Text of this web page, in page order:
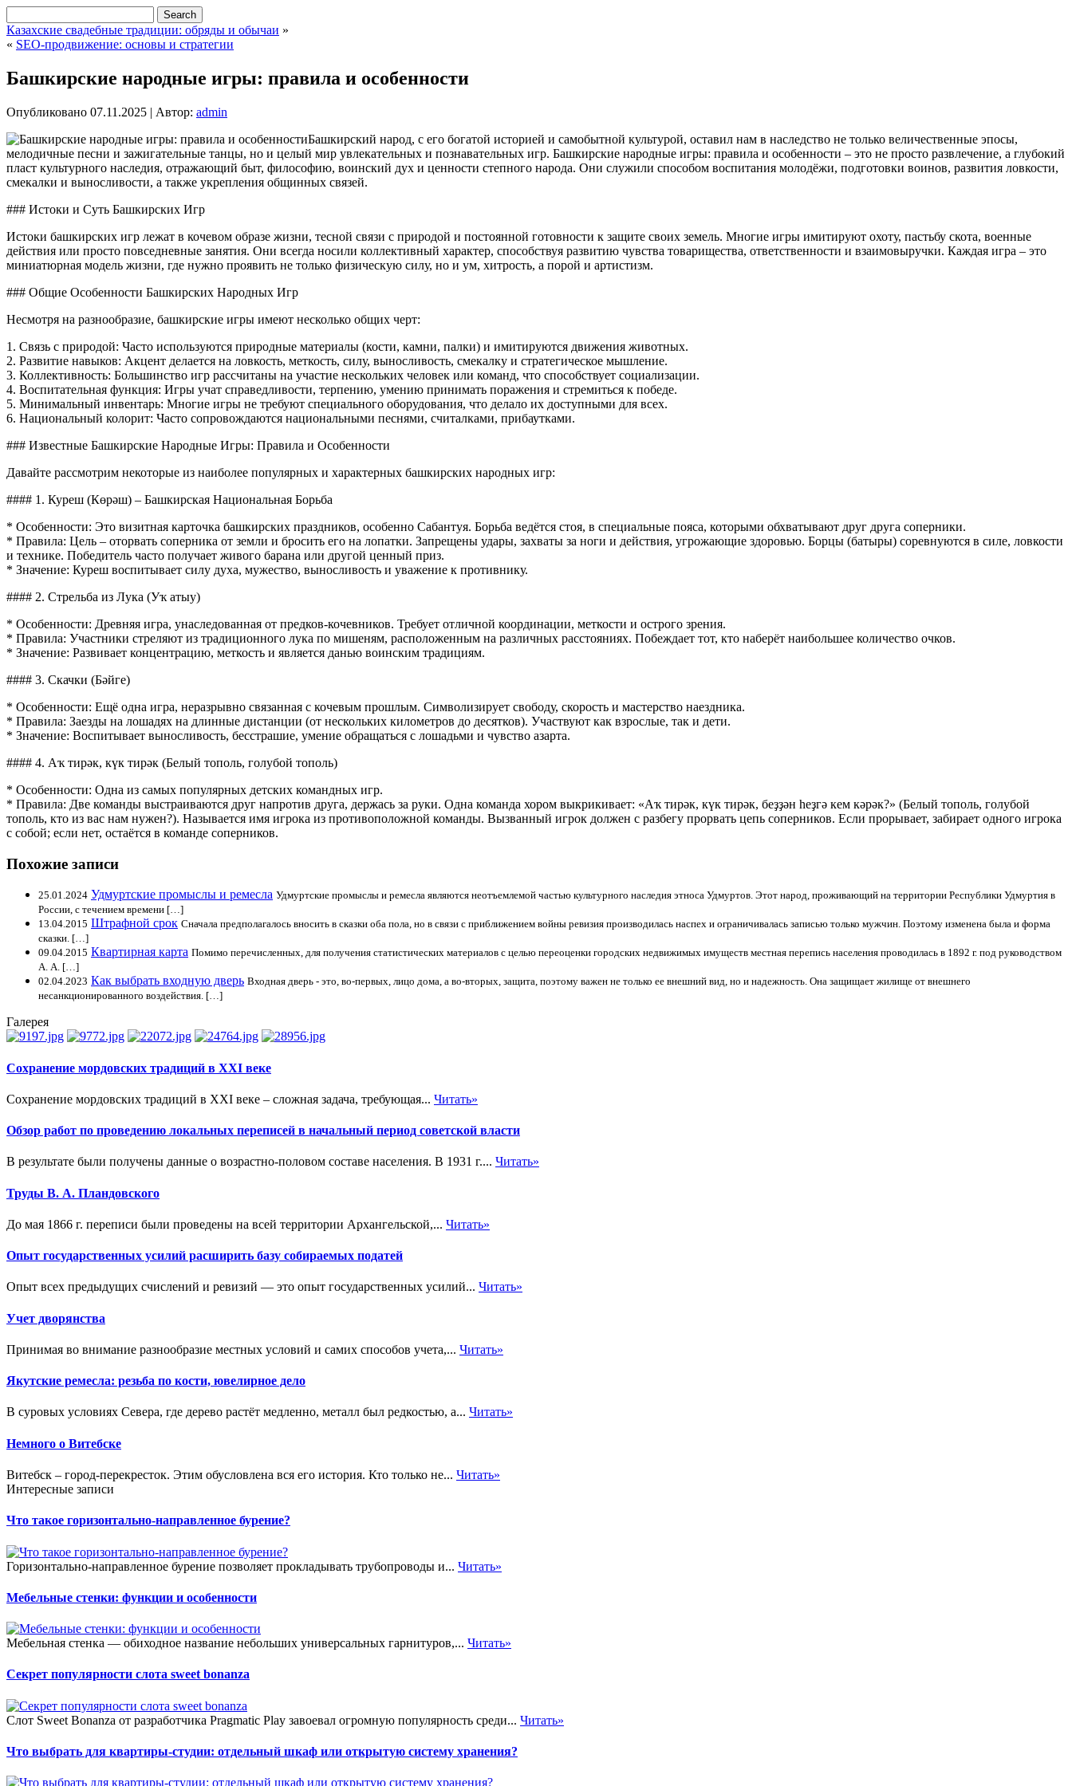
Казахские свадебные традиции: обряды и обычаи »
« SEO-продвижение: основы и стратегии
Башкирские народные игры: правила и особенности
Опубликовано 07.11.2025 | Автор: admin
Башкирский народ, с его богатой историей и самобытной культурой, оставил нам в наследство не только величественные эпосы,
мелодичные песни и зажигательные танцы, но и целый мир увлекательных и познавательных игр. Башкирские народные игры: правила и особенности – это не просто развлечение, а глубокий
пласт культурного наследия, отражающий быт, философию, воинский дух и ценности степного народа. Они служили способом воспитания молодёжи, подготовки воинов, развития ловкости,
смекалки и выносливости, а также укрепления общинных связей.
### Истоки и Суть Башкирских Игр
Истоки башкирских игр лежат в кочевом образе жизни, тесной связи с природой и постоянной готовности к защите своих земель. Многие игры имитируют охоту, пастьбу скота, военные
действия или просто повседневные занятия. Они всегда носили коллективный характер, способствуя развитию чувства товарищества, ответственности и взаимовыручки. Каждая игра – это
миниатюрная модель жизни, где нужно проявить не только физическую силу, но и ум, хитрость, а порой и артистизм.
### Общие Особенности Башкирских Народных Игр
Несмотря на разнообразие, башкирские игры имеют несколько общих черт:
1. Связь с природой: Часто используются природные материалы (кости, камни, палки) и имитируются движения животных.
2. Развитие навыков: Акцент делается на ловкость, меткость, силу, выносливость, смекалку и стратегическое мышление.
3. Коллективность: Большинство игр рассчитаны на участие нескольких человек или команд, что способствует социализации.
4. Воспитательная функция: Игры учат справедливости, терпению, умению принимать поражения и стремиться к победе.
5. Минимальный инвентарь: Многие игры не требуют специального оборудования, что делало их доступными для всех.
6. Национальный колорит: Часто сопровождаются национальными песнями, считалками, прибаутками.
### Известные Башкирские Народные Игры: Правила и Особенности
Давайте рассмотрим некоторые из наиболее популярных и характерных башкирских народных игр:
#### 1. Куреш (Көрәш) – Башкирская Национальная Борьба
* Особенности: Это визитная карточка башкирских праздников, особенно Сабантуя. Борьба ведётся стоя, в специальные пояса, которыми обхватывают друг друга соперники.
* Правила: Цель – оторвать соперника от земли и бросить его на лопатки. Запрещены удары, захваты за ноги и действия, угрожающие здоровью. Борцы (батыры) соревнуются в силе, ловкости
и технике. Победитель часто получает живого барана или другой ценный приз.
* Значение: Куреш воспитывает силу духа, мужество, выносливость и уважение к противнику.
#### 2. Стрельба из Лука (Уҡ атыу)
* Особенности: Древняя игра, унаследованная от предков-кочевников. Требует отличной координации, меткости и острого зрения.
* Правила: Участники стреляют из традиционного лука по мишеням, расположенным на различных расстояниях. Побеждает тот, кто наберёт наибольшее количество очков.
* Значение: Развивает концентрацию, меткость и является данью воинским традициям.
#### 3. Скачки (Бәйге)
* Особенности: Ещё одна игра, неразрывно связанная с кочевым прошлым. Символизирует свободу, скорость и мастерство наездника.
* Правила: Заезды на лошадях на длинные дистанции (от нескольких километров до десятков). Участвуют как взрослые, так и дети.
* Значение: Воспитывает выносливость, бесстрашие, умение обращаться с лошадьми и чувство азарта.
#### 4. Аҡ тирәк, күк тирәк (Белый тополь, голубой тополь)
* Особенности: Одна из самых популярных детских командных игр.
* Правила: Две команды выстраиваются друг напротив друга, держась за руки. Одна команда хором выкрикивает: «Аҡ тирәк, күк тирәк, беҙҙән һеҙгә кем кәрәк?» (Белый тополь, голубой
тополь, кто из вас нам нужен?). Называется имя игрока из противоположной команды. Вызванный игрок должен с разбегу прорвать цепь соперников. Если прорывает, забирает одного игрока
с собой; если нет, остаётся в команде соперников.
Похожие записи
25.01.2024 Удмуртские промыслы и ремесла Удмуртские промыслы и ремесла являются неотъемлемой частью культурного наследия этноса Удмуртов. Этот народ, проживающий на территории Республики Удмуртия в
России, с течением времени […]
13.04.2015 Штрафной срок Сначала предполагалось вносить в сказки оба пола, но в связи с приближением войны ревизия производилась наспех и ограничивалась записью только мужчин. Поэтому изменена была и форма
сказки. […]
09.04.2015 Квартирная карта Помимо перечисленных, для получения статистических материалов с целью переоценки городских недвижимых имуществ местная перепись населения проводилась в 1892 г. под руководством
А. А. […]
02.04.2023 Как выбрать входную дверь Входная дверь - это, во-первых, лицо дома, а во-вторых, защита, поэтому важен не только ее внешний вид, но и надежность. Она защищает жилище от внешнего
несанкционированного воздействия. […]
Галерея
Сохранение мордовских традиций в XXI веке
Сохранение мордовских традиций в XXI веке – сложная задача, требующая... Читать»
Обзор работ по проведению локальных переписей в начальный период советской власти
В результате были получены данные о возрастно-половом составе населения. В 1931 г.... Читать»
Труды В. А. Пландовского
До мая 1866 г. переписи были проведены на всей территории Архангельской,... Читать»
Опыт государственных усилий расширить базу собираемых податей
Опыт всех предыдущих счислений и ревизий — это опыт государственных усилий... Читать»
Учет дворянства
Принимая во внимание разнообразие местных условий и самих способов учета,... Читать»
Якутские ремесла: резьба по кости, ювелирное дело
В суровых условиях Севера, где дерево растёт медленно, металл был редкостью, а... Читать»
Немного о Витебске
Витебск – город-перекресток. Этим обусловлена вся его история. Кто только не... Читать»
Интересные записи
Что такое горизонтально-направленное бурение?
Горизонтально-направленное бурение позволяет прокладывать трубопроводы и... Читать»
Мебельные стенки: функции и особенности
Мебельная стенка — обиходное название небольших универсальных гарнитуров,... Читать»
Секрет популярности слота sweet bonanza
Слот Sweet Bonanza от разработчика Pragmatic Play завоевал огромную популярность среди... Читать»
Что выбрать для квартиры-студии: отдельный шкаф или открытую систему хранения?